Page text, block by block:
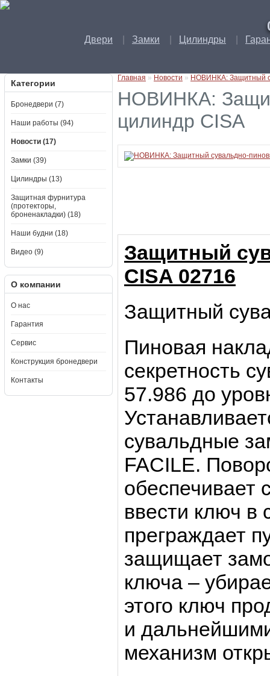
Двери Замки Цилиндры
Категории
Бронедвери (7)
Наши работы (94)
Новости (17)
Замки (39)
Цилиндры (13)
Защитная фурнитура
(протекторы,
броненакладки) (18)
Наши будни (18)
Видео (9)
О компании
О нас
Гарантия
Сервис
Конструкция бронедвери
Контакты
Главная » Новости » НОВИНКА: Защитный
НОВИНКА:
цилиндр CISA
Защитный
CISA 02716
Защитный
Пиновая
секретность
57.986 до
сувальдные
FACILE.
обеспечивает
ввести ключ в
преграждает
защищает
ключа –
этого ключ
и
механизм